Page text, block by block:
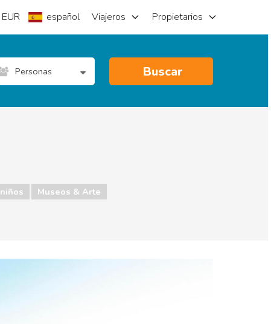
EUR español Viajeros Propietarios
Personas Buscar
Museos & Arte